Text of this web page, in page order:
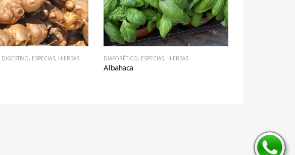
DIGESTIVO, ESPECIAS, HIERBAS DIAFORÉTICO, ESPECIAS, HIERBAS
Albahaca